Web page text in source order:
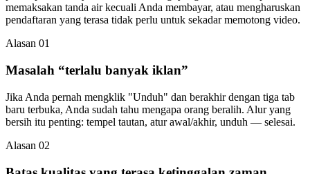
memaksakan tanda air kecuali Anda membayar, atau mengharuskan
pendaftaran yang terasa tidak perlu untuk sekadar memotong video.
Alasan 01
Masalah “terlalu banyak iklan”
Jika Anda pernah mengklik "Unduh" dan berakhir dengan tiga tab
baru terbuka, Anda sudah tahu mengapa orang beralih. Alur yang
bersih itu penting: tempel tautan, atur awal/akhir, unduh — selesai.
Alasan 02